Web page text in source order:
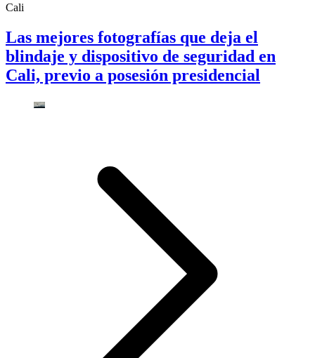
Cali
Las mejores fotografías que deja el
blindaje y dispositivo de seguridad en
Cali, previo a posesión presidencial